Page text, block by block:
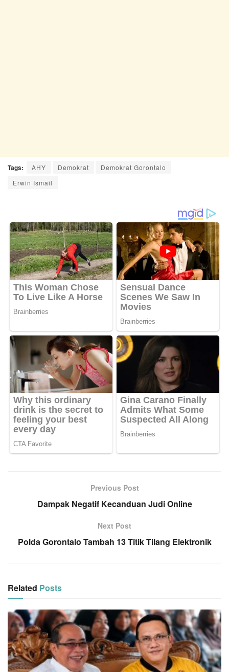
Tags: AHY Demokrat
Demokrat Gorontalo
Erwin Ismail
Previous Post
Dampak Negatif Kecanduan Judi Online
Next Post
Polda Gorontalo Tambah 13 Titik Tilang Elektronik
Related Posts